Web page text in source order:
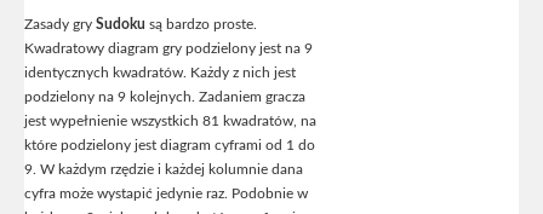
Zasady gry Sudoku są bardzo proste.
Kwadratowy diagram gry podzielony jest na 9
identycznych kwadratów. Każdy z nich jest
podzielony na 9 kolejnych. Zadaniem gracza
jest wypełnienie wszystkich 81 kwadratów, na
które podzielony jest diagram cyframi od 1 do
9. W każdym rzędzie i każdej kolumnie dana
cyfra może wystapić jedynie raz. Podobnie w